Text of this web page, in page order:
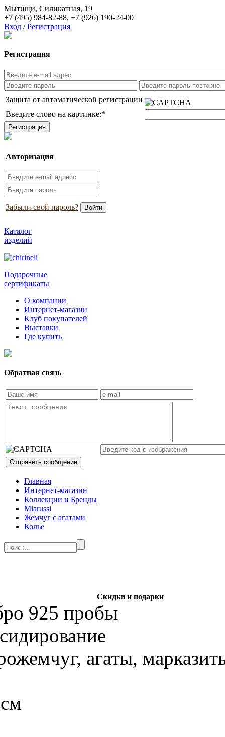
Мытищи, Силикатная, 19
+7 (495) 984-82-88, +7 (926) 190-24-00
Вход / Регистрация
Регистрация
Защита от автоматической регистрации
Введите слово на картинке:*
Авторизация
Забыли свой пароль?
Каталог
изделий
Подарочные
сертификаты
О компании
Интернет-магазин
Клуб покупателей
Выставки
Где купить
Обратная связь
Главная
Интернет-магазин
Коллекции и Бренды
Miarussi
Жемчуг с агатами
Колье
Скидки и подарки
925 пробы
агаты,